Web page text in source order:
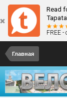
Read
FREE -
Главная